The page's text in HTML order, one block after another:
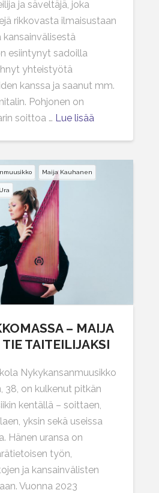
ja säveltäjä, joka
rikkovasta ilmaisustaan
esiintynyt sadoilla
yhteistyötä
kanssa ja saanut mm.
Pohjonen on
soittoa … Lue lisää
– MAIJA
TAITEILIJAKSI
Nykykansanmuusikko
38, on kulkenut pitkän
kentällä – soittaen,
yksin sekä useissa
Hänen uransa on
työn,
ja kansainvälisten
Vuonna 2023
Maija Kauhanen
Ura